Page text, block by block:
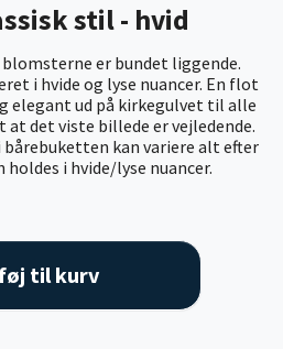
stil - hvid
er bundet liggende.
i hvide og lyse nuancer. En flot
elegant ud på kirkegulvet til alle
det viste billede er vejledende.
kan variere alt efter
i hvide/lyse nuancer.
til kurv